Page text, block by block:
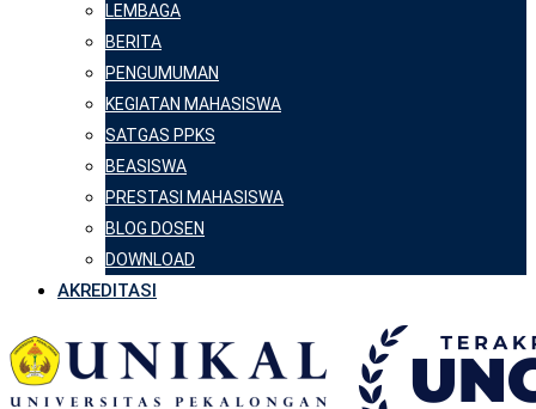
LEMBAGA
BERITA
PENGUMUMAN
KEGIATAN MAHASISWA
SATGAS PPKS
BEASISWA
PRESTASI MAHASISWA
BLOG DOSEN
DOWNLOAD
AKREDITASI